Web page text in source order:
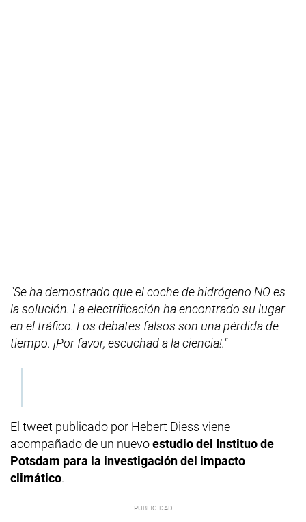
"Se ha demostrado que el coche de hidrógeno NO es
la solución. La electrificación ha encontrado su lugar
en el tráfico. Los debates falsos son una pérdida de
tiempo. ¡Por favor, escuchad a la ciencia!."
El tweet publicado por Hebert Diess viene
acompañado de un nuevoestudio del Instituo de
Potsdam para la investigación del impacto
climático.